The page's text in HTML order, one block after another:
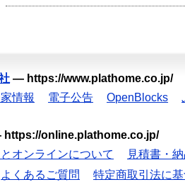
— https://www.plathome.co.jp/
情報 電子公告 OpenBlocks
https://online.plathome.co.jp/
オンラインについて
見積書・
よくあるご質問
特定商取引法に